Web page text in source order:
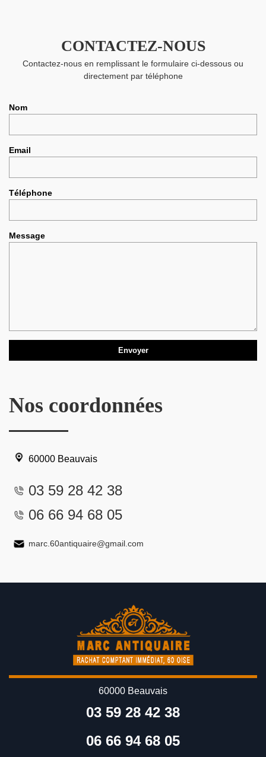
CONTACTEZ-NOUS
Contactez-nous en remplissant le formulaire ci-dessous ou
directement par téléphone
Nom
Email
Téléphone
Message
Nos coordonnées
60000 Beauvais
03 59 28 42 38
06 66 94 68 05
marc.60antiquaire@gmail.com
60000 Beauvais
03 59 28 42 38
06 66 94 68 05